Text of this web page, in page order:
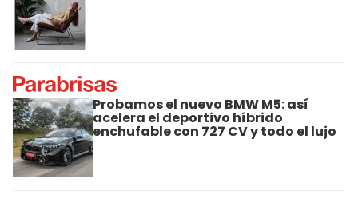
Probamos el nuevo BMW M5: así
acelera el deportivo híbrido
enchufable con 727 CV y todo el lujo